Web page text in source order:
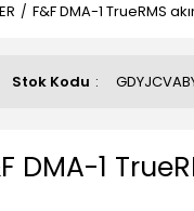
F&F DMA-1 TrueRMS
Stok Kodu
DMA-1